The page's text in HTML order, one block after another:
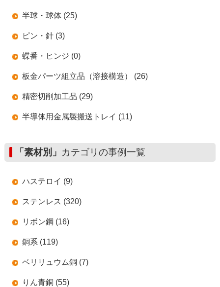
半球・球体 (25)
ピン・針 (3)
蝶番・ヒンジ (0)
板金パーツ組立品（溶接構造） (26)
精密切削加工品 (29)
半導体用金属製搬送トレイ (11)
「素材別」 カテゴリの事例一覧
ハステロイ (9)
ステンレス (320)
リボン鋼 (16)
銅系 (119)
ベリリュウム銅 (7)
りん青銅 (55)